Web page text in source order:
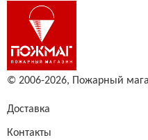
© 2006-2026, Пожарный
Доставка
Контакты